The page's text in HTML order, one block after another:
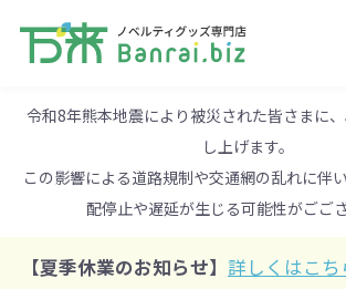
令和8年熊本地震により被災された皆さまに
し上げます。
この影響による道路規制や交通網の乱れに伴
配停止や遅延が生じる可能性がごござ
【夏季休業のお知らせ】 詳しくはこち